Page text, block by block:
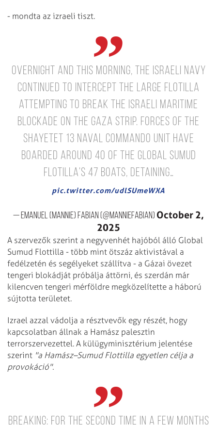
- mondta az izraeli tiszt.
Overnight and this morning, the Israeli Navy
continued to intercept the large flotilla
attempting to break the Israeli maritime
blockade on the Gaza Strip. Forces of the
Shayetet 13 naval commando unit have
boarded around 40 of the Global Sumud
Flotilla's 47 boats, detaining…
pic.twitter.com/udlSUmeWXA
— Emanuel (Mannie) Fabian (@manniefabian) October 2,
2025
A szervezők szerint a negyvenhét hajóból álló Global
Sumud Flottilla - több mint ötszáz aktivistával a
fedélzetén és segélyeket szállítva - a Gázai övezet
tengeri blokádját próbálja áttörni, és szerdán már
kilencven tengeri mérföldre megközelítette a háború
sújtotta területet.
Izrael azzal vádolja a résztvevők egy részét, hogy
kapcsolatban állnak a Hamász palesztin
terrorszervezettel. A külügyminisztérium jelentése
szerint "a Hamász–Sumud Flottilla egyetlen célja a
provokáció".
BREAKING: For the second time in a few months